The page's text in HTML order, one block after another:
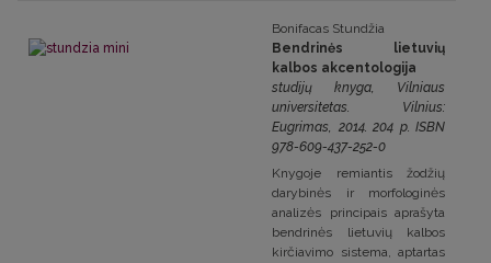
Bonifacas Stundžia
Bendrinės lietuvių
kalbos akcentologija
studijų knyga, Vilniaus
universitetas. Vilnius:
Eugrimas, 2014. 204 p. ISBN
978-609-437-252-0
Knygoje remiantis žodžių
darybinės ir morfologinės
analizės principais aprašyta
bendrinės lietuvių kalbos
kirčiavimo sistema, aptartas